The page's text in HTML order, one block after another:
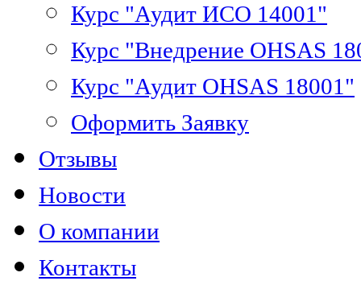
Курс "Аудит ИСО 14001"
Курс "Внедрение OHSAS
Курс "Аудит OHSAS 18001"
Оформить Заявку
Отзывы
Новости
О компании
Контакты